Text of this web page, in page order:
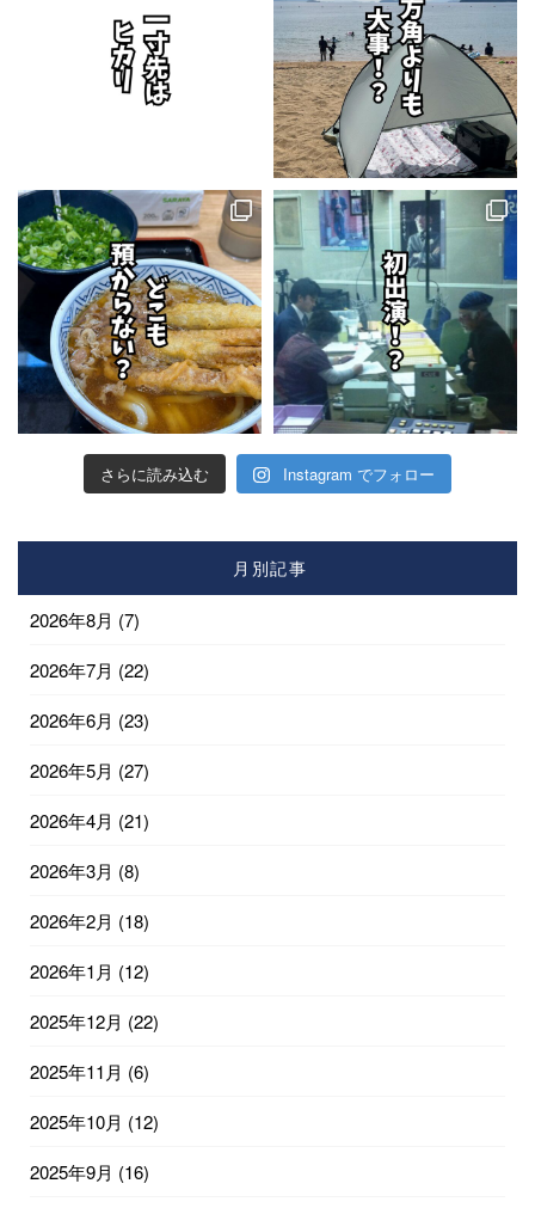
さらに読み込む Instagram でフォロー
月別記事
2026年8月 (7)
2026年7月 (22)
2026年6月 (23)
2026年5月 (27)
2026年4月 (21)
2026年3月 (8)
2026年2月 (18)
2026年1月 (12)
2025年12月 (22)
2025年11月 (6)
2025年10月 (12)
2025年9月 (16)